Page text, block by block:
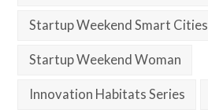
Startup Weekend Smart Cities
Startup Weekend Woman
Innovation Habitats Series